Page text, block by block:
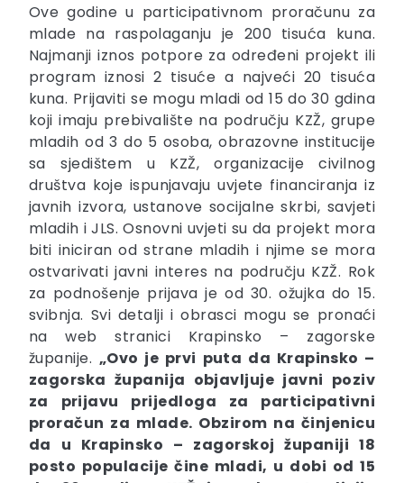
Ove godine u participativnom proračunu za
mlade na raspolaganju je 200 tisuća kuna.
Najmanji iznos potpore za određeni projekt ili
program iznosi 2 tisuće a najveći 20 tisuća
kuna. Prijaviti se mogu mladi od 15 do 30 gdina
koji imaju prebivalište na području KZŽ, grupe
mladih od 3 do 5 osoba, obrazovne institucije
sa sjedištem u KZŽ, organizacije civilnog
društva koje ispunjavaju uvjete financiranja iz
javnih izvora, ustanove socijalne skrbi, savjeti
mladih i JLS. Osnovni uvjeti su da projekt mora
biti iniciran od strane mladih i njime se mora
ostvarivati javni interes na području KZŽ. Rok
za podnošenje prijava je od 30. ožujka do 15.
svibnja. Svi detalji i obrasci mogu se pronaći
na web stranici Krapinsko – zagorske
županije. „Ovo je prvi puta da Krapinsko –
zagorska županija objavljuje javni poziv
za prijavu prijedloga za participativni
proračun za mlade. Obzirom na činjenicu
da u Krapinsko – zagorskoj županiji 18
posto populacije čine mladi, u dobi od 15